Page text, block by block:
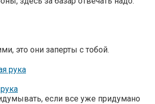
это они заперты с тобой.
если все уже придумано